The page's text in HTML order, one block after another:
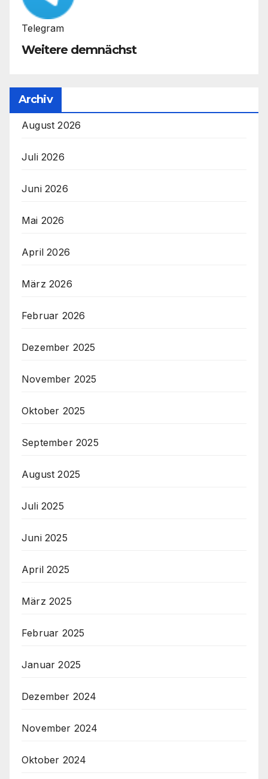
Telegram
Weitere demnächst
Archiv
August 2026
Juli 2026
Juni 2026
Mai 2026
April 2026
März 2026
Februar 2026
Dezember 2025
November 2025
Oktober 2025
September 2025
August 2025
Juli 2025
Juni 2025
April 2025
März 2025
Februar 2025
Januar 2025
Dezember 2024
November 2024
Oktober 2024